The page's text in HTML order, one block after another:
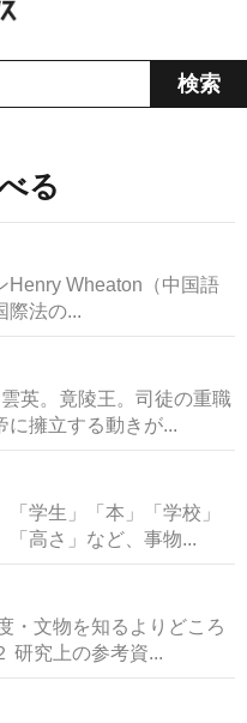
る
Henry Wheaton（中国語
法の...
英。竟陵王。司徒の重職
擁立する動きが...
学生」「本」「学校」
高さ」など、事物...
・文物を知るよりどころ
研究上の参考資...